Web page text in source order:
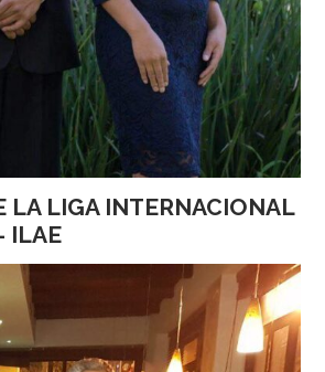
LA LIGA INTERNACIONAL
ILAE